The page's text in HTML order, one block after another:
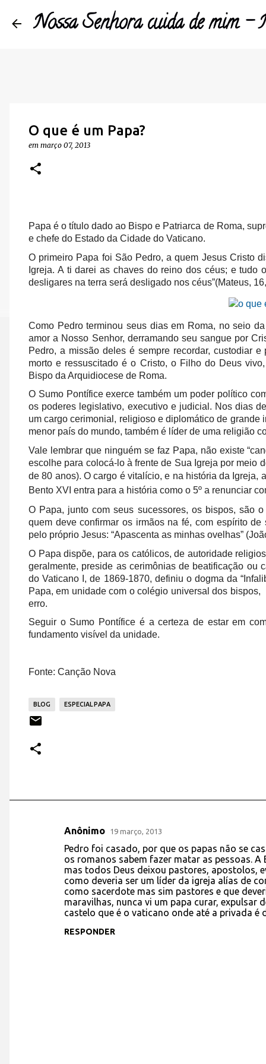
Nossa Senhora cuida de mim -
O que é um Papa?
em março 07, 2013
Papa é o título dado ao Bispo e Patriarca de Roma,
e chefe do Estado da Cidade do Vaticano.
O primeiro Papa foi São Pedro, a quem Jesus Cristo
Igreja. A ti darei as chaves do reino dos céus; e
desligares na terra será desligado nos céus”(Mateus,
Como Pedro terminou seus dias em Roma, no seio
amor a Nosso Senhor, derramando seu sangue por
Pedro, a missão deles é sempre recordar, custodiar
morto e ressuscitado é o Cristo, o Filho do Deus
Bispo da Arquidiocese de Roma.
O Sumo Pontífice exerce também um poder político
os poderes legislativo, executivo e judicial. Nos dias
um cargo cerimonial, religioso e diplomático de
menor país do mundo, também é líder de uma religião
Vale lembrar que ninguém se faz Papa, não existe
escolhe para colocá-lo à frente de Sua Igreja por meio
de 80 anos). O cargo é vitalício, e na história da Igreja,
Bento XVI entra para a história como o 5º a renunciar
O Papa, junto com seus sucessores, os bispos, são
quem deve confirmar os irmãos na fé, com espírito
pelo próprio Jesus: “Apascenta as minhas ovelhas”
O Papa dispõe, para os católicos, de autoridade
geralmente, preside as cerimônias de beatificação ou
do Vaticano I, de 1869-1870, definiu o dogma da
Papa, em unidade com o colégio universal dos
erro.
Seguir o Sumo Pontífice é a certeza de estar em
fundamento visível da unidade.
Fonte: Canção Nova
BLOG ESPECIAL PAPA
Anônimo 19 março, 2013
Pedro foi casado, por que os papas não se
os romanos sabem fazer matar as pessoas.
mas todos Deus deixou pastores, apostolos,
como deveria ser um líder da igreja alías de
como sacerdote mas sim pastores e que
maravilhas, nunca vi um papa curar, expulsar
castelo que é o vaticano onde até a privada é
RESPONDER